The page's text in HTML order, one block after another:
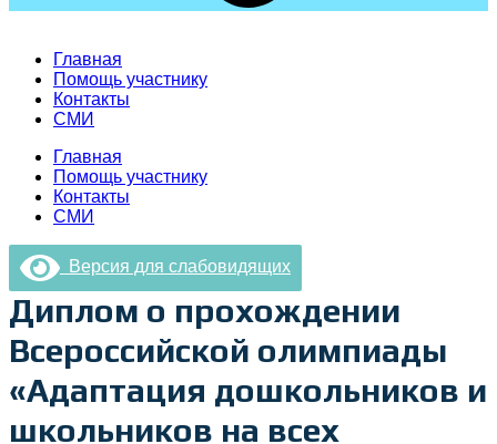
Главная
Помощь участнику
Контакты
СМИ
Главная
Помощь участнику
Контакты
СМИ
Версия для слабовидящих
Диплом о прохождении
Всероссийской олимпиады
«Адаптация дошкольников и
школьников на всех